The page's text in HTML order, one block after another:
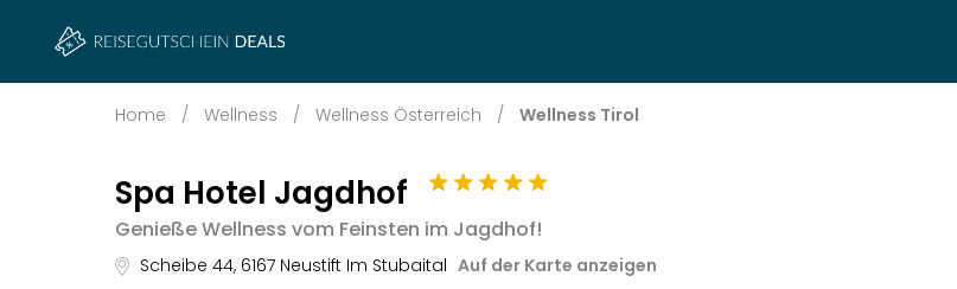
Home / Wellness / Wellness Österreich / Wellness Tirol
Spa Hotel Jagdhof
Genieße Wellness vom Feinsten im Jagdhof!
Scheibe 44, 6167 Neustift Im Stubaital Auf der Karte anzeigen